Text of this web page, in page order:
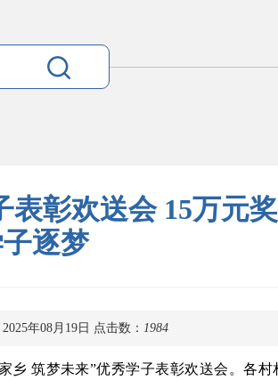
彰欢送会 15万元奖
逐梦
年08月19日 点击数： 1984
乡 筑梦未来”优秀学子表彰欢送会。各村